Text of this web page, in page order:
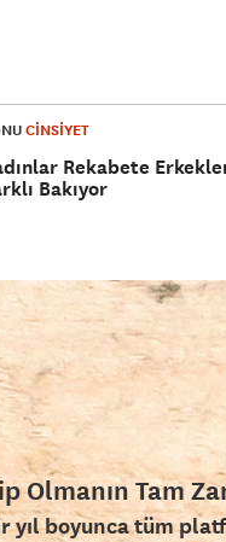
CİNSİYET
Rekabete
Bakıyor
Olmanın Tam
yıl boyunca tüm